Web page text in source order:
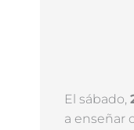
El sábado,
a enseñar